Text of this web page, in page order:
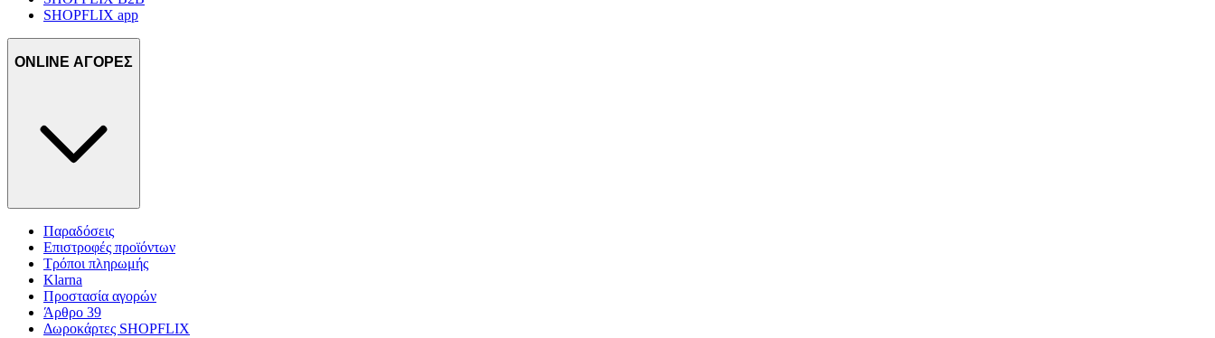
SHOPFLIX app
ONLINE ΑΓΟΡΕΣ
Παραδόσεις
Επιστροφές προϊόντων
Τρόποι πληρωμής
Klarna
Προστασία αγορών
Άρθρο 39
Δωροκάρτες SHOPFLIX